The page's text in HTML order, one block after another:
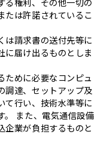
たは許諾されているこ
は請求書の送付先等に
に届け出るものとしま
ために必要なコンピュ
調達、セットアップ及
て行い、技術水準等に
。 また、電気通信設備
企業が負担するものと